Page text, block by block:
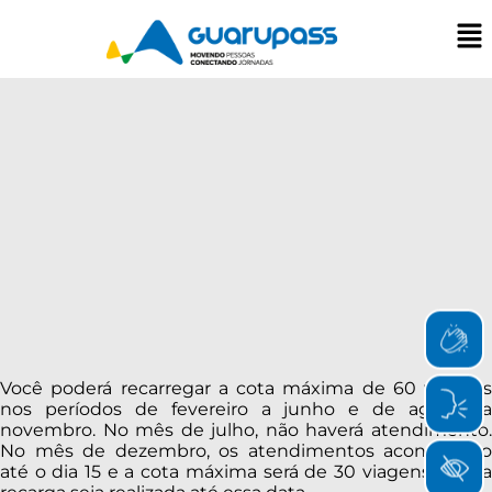
Você poderá recarregar a cota máxima de 60 viagens
nos períodos de fevereiro a junho e de agosto a
novembro. No mês de julho, não haverá atendimento.
No mês de dezembro, os atendimentos acontecerão
até o dia 15 e a cota máxima será de 30 viagens caso a